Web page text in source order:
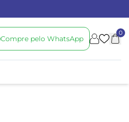
Compre pelo WhatsApp
0